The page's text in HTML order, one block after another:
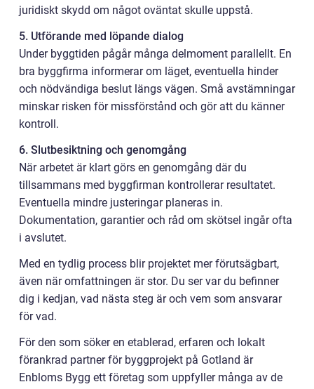
juridiskt skydd om något oväntat skulle uppstå.
5. Utförande med löpande dialog
Under byggtiden pågår många delmoment parallellt. En
bra byggfirma informerar om läget, eventuella hinder
och nödvändiga beslut längs vägen. Små avstämningar
minskar risken för missförstånd och gör att du känner
kontroll.
6. Slutbesiktning och genomgång
När arbetet är klart görs en genomgång där du
tillsammans med byggfirman kontrollerar resultatet.
Eventuella mindre justeringar planeras in.
Dokumentation, garantier och råd om skötsel ingår ofta
i avslutet.
Med en tydlig process blir projektet mer förutsägbart,
även när omfattningen är stor. Du ser var du befinner
dig i kedjan, vad nästa steg är och vem som ansvarar
för vad.
För den som söker en etablerad, erfaren och lokalt
förankrad partner för byggprojekt på Gotland är
Enbloms Bygg ett företag som uppfyller många av de